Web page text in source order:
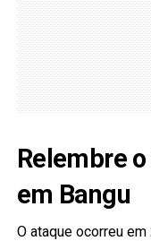
Relembre
em Bangu
O ataque ocorreu